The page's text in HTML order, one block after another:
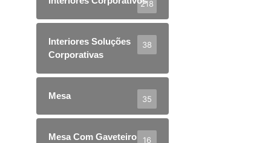
218
Interiores Soluções
Corporativas
38
Mesa 35
Mesa Com Gaveteiro
16